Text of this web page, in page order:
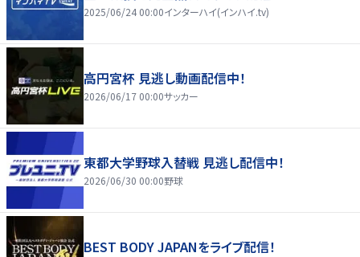
2025/06/24 00:00インターハイ(インハイ.tv)
高円宮杯 見逃し動画配信中！
2026/06/17 00:00サッカー
東都大学野球入替戦 見逃し配信中！
2026/06/30 00:00野球
BEST BODY JAPANをライブ配信！